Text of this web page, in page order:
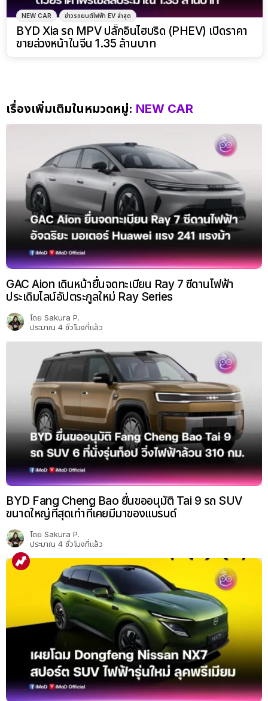
NEW CAR ข่าวรถยนต์ไฟฟ้า EV ล่าสุด
BYD Xia รถ MPV ปลั๊กอินไฮบริด (PHEV) เปิดราคา
ขายล่วงหน้าในจีน 1.35 ล้านบาท
เรื่องเพิ่มเติมในหมวดหมู่: NEW CAR
GAC Aion เดินหน้ายื่นจดทะเบียน Ray 7 ซีดานไฟฟ้า
ประเดิมไลน์อัปตระกูลใหม่ Ray Series
โดย Sakura P.
ประมาณ 4 ชั่วโมงที่แล้ว
BYD Fang Cheng Bao ยื่นขออนุมัติ Tai 9 รถ SUV
ขนาดใหญ่ที่สุดเท่าที่เคยมีมาของแบรนด์
โดย Sakura P.
ประมาณ 4 ชั่วโมงที่แล้ว